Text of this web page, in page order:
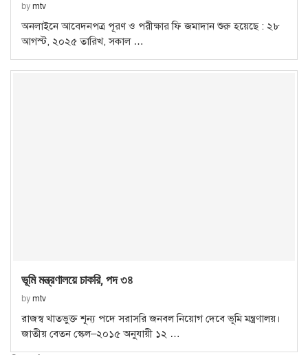
by mtv
অনলাইনে আবেদনপত্র পূরণ ও পরীক্ষার ফি জমাদান শুরু হয়েছে : ২৮
আগস্ট, ২০২৫ তারিখ, সকাল …
ভূমি মন্ত্রণালয়ে চাকরি, পদ ৩৪
by mtv
রাজস্ব খাতভুক্ত শূন্য পদে সরাসরি জনবল নিয়োগ দেবে ভূমি মন্ত্রণালয়।
জাতীয় বেতন স্কেল–২০১৫ অনুযায়ী ১২ …